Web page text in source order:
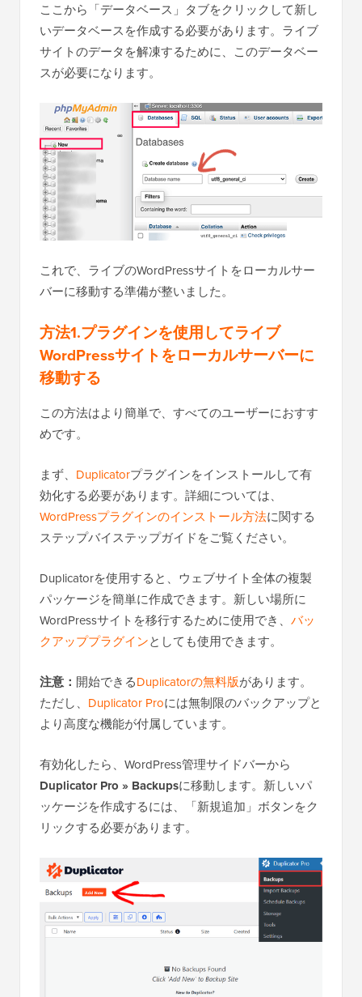
ここから「データベース」タブをクリックして新し
いデータベースを作成する必要があります。ライブ
サイトのデータを解凍するために、このデータベー
スが必要になります。
これで、ライブのWordPressサイトをローカルサー
バーに移動する準備が整いました。
方法1.プラグインを使用してライブ
WordPressサイトをローカルサーバーに
移動する
この方法はより簡単で、すべてのユーザーにおすす
めです。
まず、 Duplicatorプラグインをインストールして有
効化する必要があります。詳細については、
WordPressプラグインのインストール方法に関する
ステップバイステップガイドをご覧ください。
Duplicatorを使用すると、ウェブサイト全体の複製
パッケージを簡単に作成できます。新しい場所に
WordPressサイトを移行するために使用でき、 バッ
クアッププラグインとしても使用できます。
注意： 開始できるDuplicatorの無料版があります。
ただし、 Duplicator Proには無制限のバックアップと
より高度な機能が付属しています。
有効化したら、WordPress管理サイドバーから
Duplicator Pro » Backupsに移動します。新しいパ
ッケージを作成するには、「新規追加」ボタンをク
リックする必要があります。